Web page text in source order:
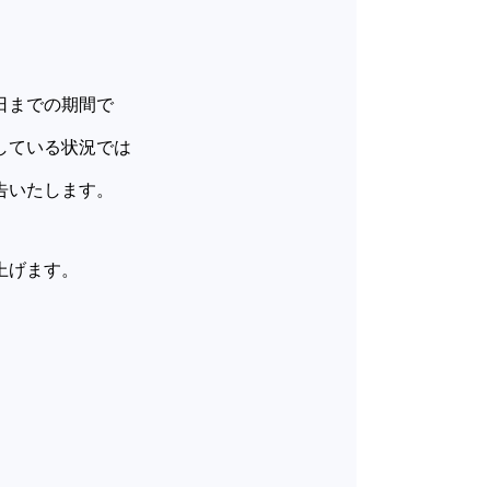
までの期間で
ている状況では
たします。
ます。